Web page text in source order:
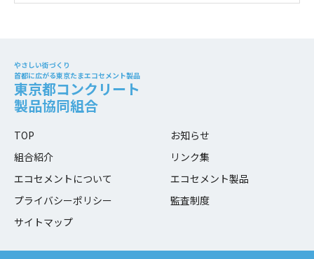
やさしい街づくり
首都に広がる東京たまエコセメント製品
東京都コンクリート
製品協同組合
TOP
お知らせ
組合紹介
リンク集
エコセメントについて
エコセメント製品
プライバシーポリシー
監査制度
サイトマップ